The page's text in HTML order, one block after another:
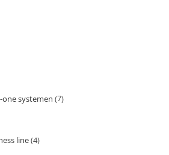
one systemen 7
line 4